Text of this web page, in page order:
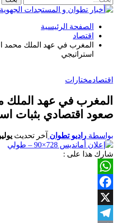
الصفحة الرئيسية
اقتصاد
المغرب في عهد الملك محمد
استراتيجي
اقتصادمختارات
المغرب في عهد
صعود اقتصادي بثبات
بواسطة راديو تطوان آخر تحديث يوليو 17,
شارك هذا على :
WhatsApp
Facebook
X